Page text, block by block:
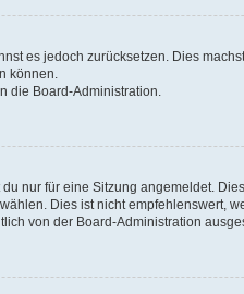
es jedoch zurücksetzen. Dies
können.
die Board-Administration.
nur für eine Sitzung angemeldet.
Dies ist nicht empfehlenswert,
von der Board-Administration